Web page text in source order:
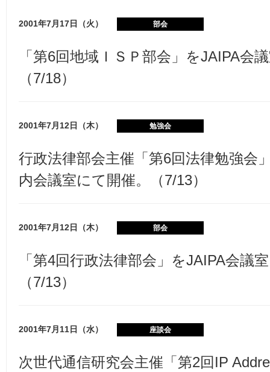
2001年7月17日（火） 部会
「第6回地域ＩＳＰ部会」をJAIPA会
（7/18）
2001年7月12日（木） 勉強会
行政法律部会主催「第6回法律勉強会
内会議室にて開催。（7/13）
2001年7月12日（木） 部会
「第4回行政法律部会」をJAIPA会議
（7/13）
2001年7月11日（水） 座談会
次世代通信研究会主催「第2回IP